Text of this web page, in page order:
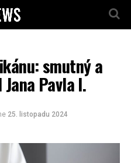
smutný a
Pavla I.
25. listopadu 2024